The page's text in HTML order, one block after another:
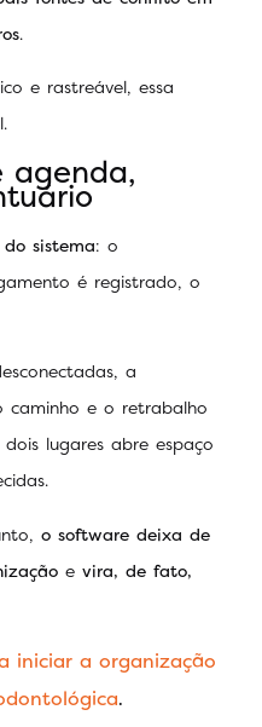
.
e rastreável, essa
agenda,
sistema: o
é registrado, o
a
caminho e o retrabalho
lugares abre espaço
o software deixa de
e vira, de fato,
iniciar a organização
.